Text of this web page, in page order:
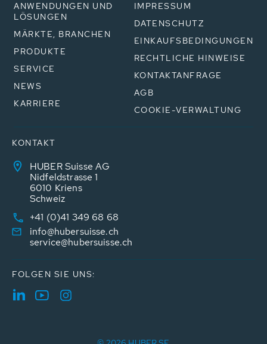
ANWENDUNGEN UND
LÖSUNGEN
MÄRKTE, BRANCHEN
PRODUKTE
SERVICE
NEWS
KARRIERE
IMPRESSUM
DATENSCHUTZ
EINKAUFSBEDINGUNGEN
RECHTLICHE HINWEISE
KONTAKTANFRAGE
AGB
COOKIE-VERWALTUNG
KONTAKT
HUBER Suisse AG
Nidfeldstrasse 1
6010 Kriens
Schweiz
+41 (0)41 349 68 68
info@hubersuisse.ch
service@hubersuisse.ch
FOLGEN SIE UNS: